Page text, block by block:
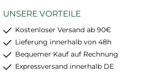
UNSERE VORTEILE
Kostenloser Versand ab 90€
Lieferung innerhalb von 48h
Bequemer Kauf auf Rechnung
Expressversand innerhalb DE